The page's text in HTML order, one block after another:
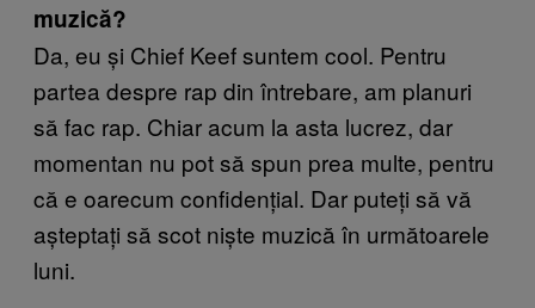
muzică?
Da, eu și Chief Keef suntem cool. Pentru
partea despre rap din întrebare, am planuri
să fac rap. Chiar acum la asta lucrez, dar
momentan nu pot să spun prea multe, pentru
că e oarecum confidențial. Dar puteți să vă
așteptați să scot niște muzică în următoarele
luni.